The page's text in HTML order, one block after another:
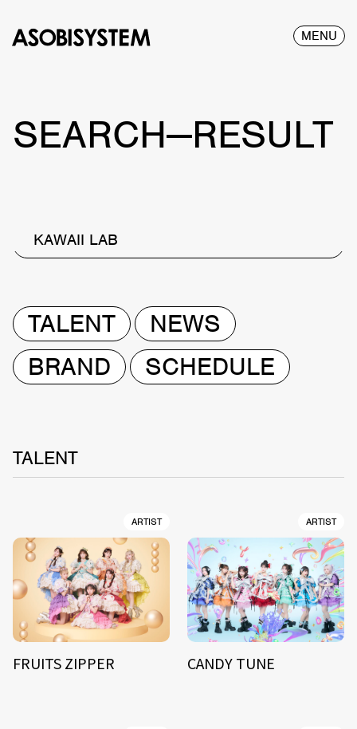
MENU
SEARCH—RESULT
KAWAII LAB
TALENT
NEWS
BRAND
SCHEDULE
TALENT
ARTIST
FRUITS ZIPPER
ARTIST
CANDY TUNE